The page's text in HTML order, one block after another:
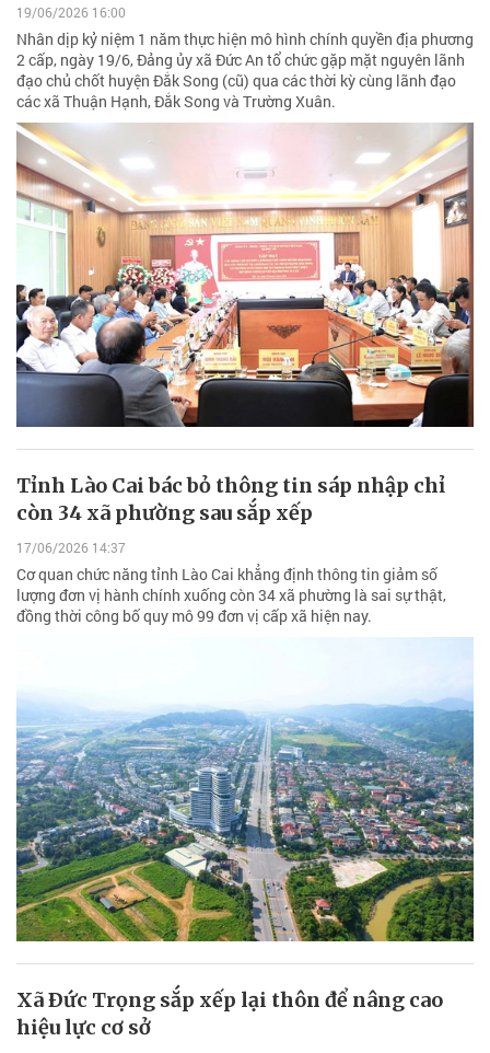
19/06/2026 16:00
Nhân dịp kỷ niệm 1 năm thực hiện mô hình chính quyền địa phương
2 cấp, ngày 19/6, Đảng ủy xã Đức An tổ chức gặp mặt nguyên lãnh
đạo chủ chốt huyện Đắk Song (cũ) qua các thời kỳ cùng lãnh đạo
các xã Thuận Hạnh, Đắk Song và Trường Xuân.
Tỉnh Lào Cai bác bỏ thông tin sáp nhập chỉ
còn 34 xã phường sau sắp xếp
17/06/2026 14:37
Cơ quan chức năng tỉnh Lào Cai khẳng định thông tin giảm số
lượng đơn vị hành chính xuống còn 34 xã phường là sai sự thật,
đồng thời công bố quy mô 99 đơn vị cấp xã hiện nay.
Xã Ðức Trọng sắp xếp lại thôn để nâng cao
hiệu lực cơ sở